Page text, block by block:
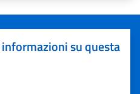
su questa